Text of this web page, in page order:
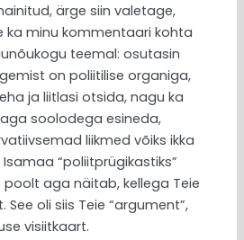
ärge siin valetage,
ka minu kommentaari kohta
teemal: osutasin
on poliitilise organiga,
ja liitlasi otsida, nagu ka
soolodega esineda,
liikmed võiks ikka
“poliitprügikastiks”
aga näitab, kellega Teie
oli siis Teie “argument”,
visiitkaart.